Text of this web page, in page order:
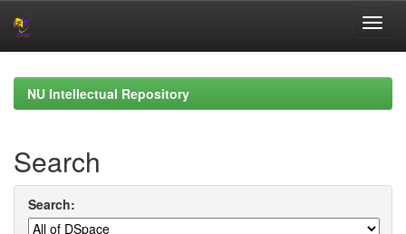
navigationNU Intellectual Repository
Search
Search: